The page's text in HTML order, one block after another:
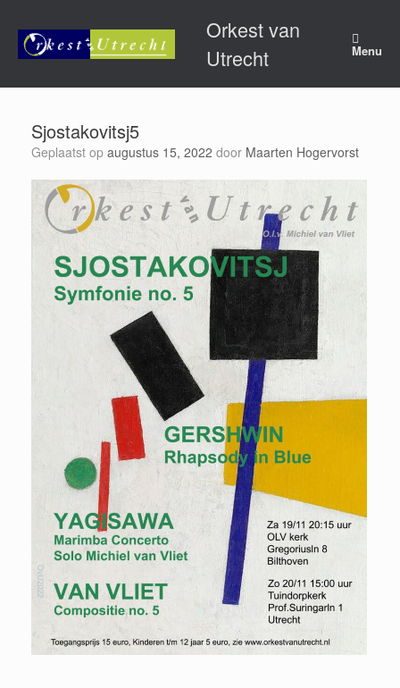
inhoud
Orkest van
Utrecht
Menu
Sjostakovitsj5
Geplaatst op augustus 15, 2022 door Maarten Hogervorst